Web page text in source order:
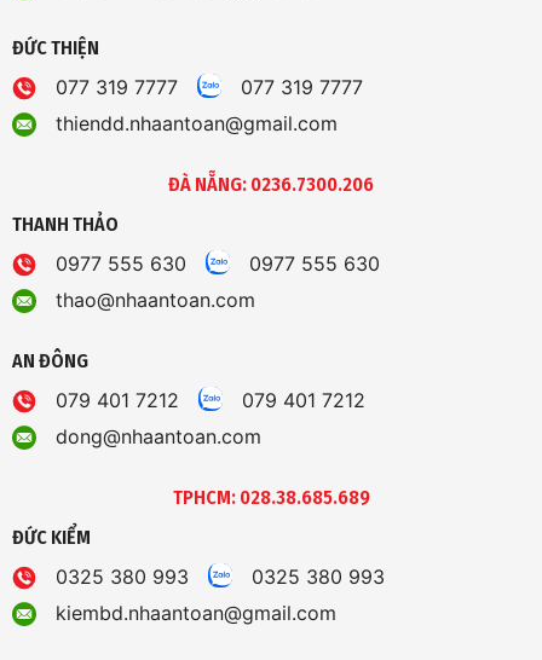
ĐỨC THIỆN
077 319 7777
077 319 7777
thiendd.nhaantoan@gmail.com
ĐÀ NẴNG: 0236.7300.206
THANH THẢO
0977 555 630
0977 555 630
thao@nhaantoan.com
AN ĐÔNG
079 401 7212
079 401 7212
dong@nhaantoan.com
TPHCM: 028.38.685.689
ĐỨC KIỂM
0325 380 993
0325 380 993
kiembd.nhaantoan@gmail.com